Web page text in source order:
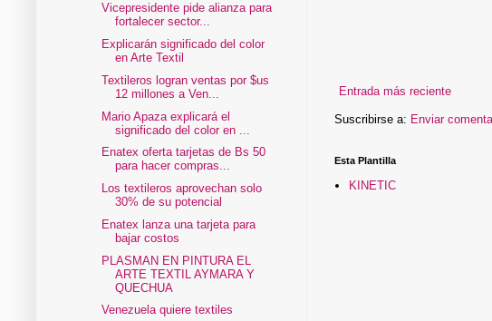
Entrada más reciente
Suscribirse a: Enviar
Esta Plantilla
KINETIC
Vicepresidente pide alianza para
fortalecer sector...
Explicarán significado del color
en Arte Textil
Textileros logran ventas por $us
12 millones a Ven...
Mario Apaza explicará el
significado del color en ...
Enatex oferta tarjetas de Bs 50
para hacer compras...
Los textileros aprovechan solo
30% de su potencial
Enatex lanza una tarjeta para
bajar costos
PLASMAN EN PINTURA EL
ARTE TEXTIL AYMARA Y
QUECHUA
Venezuela quiere textiles